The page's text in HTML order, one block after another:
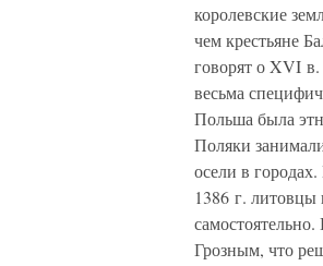
королевские
чем крестьяне
говорят о XVI
весьма
Польша была
Поляки
осели в
1386 г. литовцы
Грозным, что